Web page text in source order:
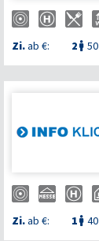
Zi.ab €: 2  50
Zi.ab €: 1  40